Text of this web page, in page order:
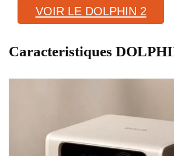
VOIR LE DOLPHIN 2
Caracteristiques